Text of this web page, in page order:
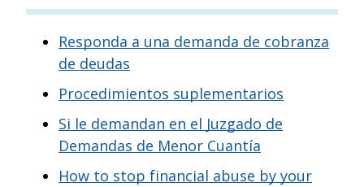
Responda a una demanda de cobranza
de deudas
Procedimientos suplementarios
Si le demandan en el Juzgado de
Demandas de Menor Cuantía
How to stop financial abuse by your